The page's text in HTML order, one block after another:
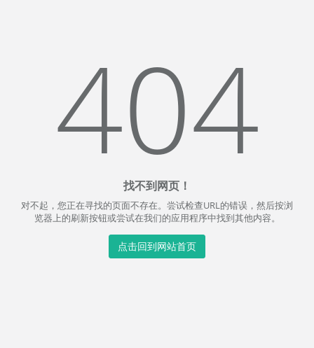
404
找不到网页！
对不起，您正在寻找的页面不存在。尝试检查URL的错误，然后按浏
览器上的刷新按钮或尝试在我们的应用程序中找到其他内容。
点击回到网站首页